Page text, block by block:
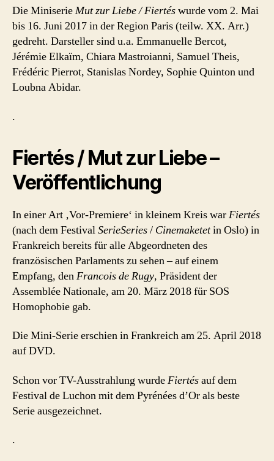
Die MiniserieMut zur Liebe / Fiertéswurde vom 2. Mai
bis 16. Juni 2017 in der Region Paris (teilw. XX. Arr.)
gedreht. Darsteller sind u.a. Emmanuelle Bercot,
Jérémie Elkaïm, Chiara Mastroianni, Samuel Theis,
Frédéric Pierrot, Stanislas Nordey, Sophie Quinton und
Loubna Abidar.
.
Fiertés / Mut zur Liebe –
Veröffentlichung
In einer Art ‚Vor-Premiere‘ in kleinem Kreis warFiertés
(nach dem FestivalSerieSeries/ Cinemaketetin Oslo) in
Frankreich bereits für alle Abgeordneten des
französischen Parlaments zu sehen – auf einem
Empfang, denFrancois de Rugy, Präsident der
Assemblée Nationale, am 20. März 2018 für SOS
Homophobie gab.
Die Mini-Serie erschien in Frankreich am 25. April 2018
auf DVD.
Schon vor TV-Ausstrahlung wurdeFiertésauf dem
Festival de Luchon mit dem Pyrénées d’Or als beste
Serie ausgezeichnet.
.